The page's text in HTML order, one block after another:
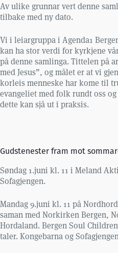
Av ulike grunnar vert denne
tilbake med ny dato.
Vi i leiargruppa i Agenda1
kan ha stor verdi for kyrkjene
på denne samlinga. Tittelen på
med Jesus”, og målet er at vi
korleis menneske har kome til
evangeliet med folk rundt oss
dette kan sjå ut i praksis.
Gudstenester fram mot
Søndag 1.juni kl. 11 i Meland
Sofagjengen.
Mandag 9.juni kl. 11 på
saman med Norkirken Bergen,
Hordaland. Bergen Soul
taler. Kongebarna og